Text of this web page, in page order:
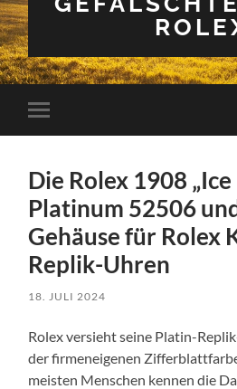
Mobile-
Menü
Die Rolex 1908 „Ice
Platinum 52506
Gehäuse für Rolex
Replik-Uhren
18. JULI 2024
Rolex versieht seine Platin-
der firmeneigenen Zifferblattfarbe
meisten Menschen kennen die